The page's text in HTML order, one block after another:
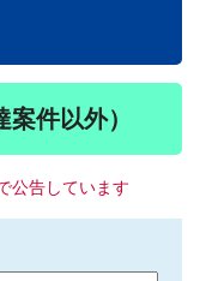
件以外）
公告しています